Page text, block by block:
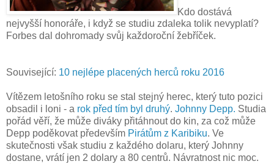
Kdo dostává
nejvyšší honoráře, i když se studiu zdaleka tolik nevyplatí?
Forbes dal dohromady svůj každoroční žebříček.
Související: 10 nejlépe placených herců roku 2016
Vítězem letošního roku se stal stejný herec, který tuto pozici
obsadil i loni - a rok před tím byl druhý. Johnny Depp. Studia
pořád věří, že může diváky přitáhnout do kin, za což může
Depp poděkovat především Pirátům z Karibiku. Ve
skutečnosti však studiu z každého dolaru, který Johnny
dostane, vrátí jen 2 dolary a 80 centrů. Návratnost nic moc.